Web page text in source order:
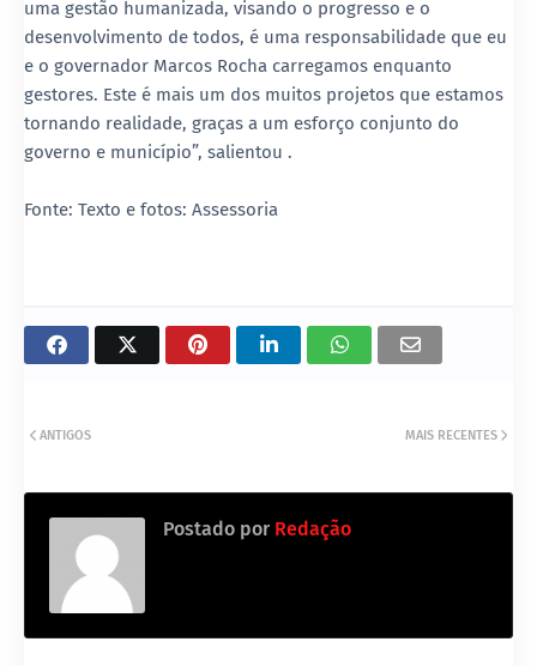
uma gestão humanizada, visando o progresso e o
desenvolvimento de todos, é uma responsabilidade que eu
e o governador Marcos Rocha carregamos enquanto
gestores. Este é mais um dos muitos projetos que estamos
tornando realidade, graças a um esforço conjunto do
governo e município”, salientou .
Fonte: Texto e fotos: Assessoria
MAIS RECENTES
ANTIGOS
Postado por Redação